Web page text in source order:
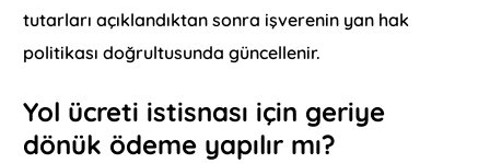
tutarları açıklandıktan sonra işverenin yan hak
politikası doğrultusunda güncellenir.
Yol ücreti istisnası için geriye
dönük ödeme yapılır mı?